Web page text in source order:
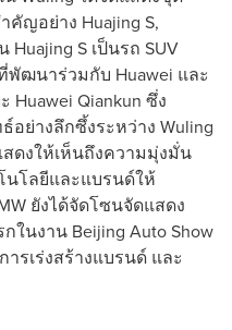
ญอย่าง Huajing S,
Huajing S เป็นรถ SUV
พัฒนาร่วมกับ Huawei และ
Qiankun ซึ่ง
ย่างลึกซึ้งระหว่าง Wuling
ดงให้เห็นถึงความมุ่งมั่น
นโลยีและแบรนด์ให้
ยังได้จัดโซนจัดแสดง
ในงาน Beijing Auto Show
รเร่งสร้างแบรนด์ และ